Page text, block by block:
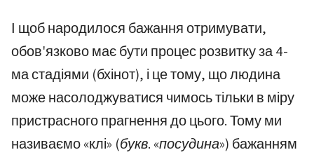
І щоб народилося бажання отримувати,
обов'язково має бути процес розвитку за 4-
ма стадіями (бхінот), і це тому, що людина
може насолоджуватися чимось тільки в міру
пристрасного прагнення до цього. Тому ми
називаємо «клі» (букв. «посудина») бажанням